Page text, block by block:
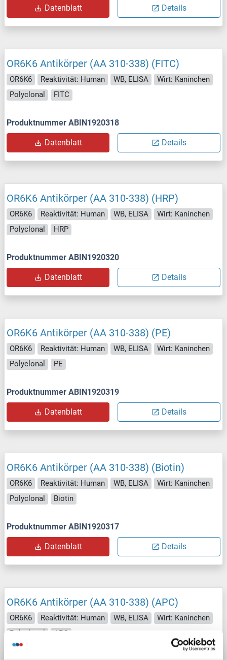
Datenblatt Details
OR6K6 Antikörper (AA 310-338) (FITC)
OR6K6 Reaktivität: Human WB, ELISA
Wirt: Kaninchen
Polyclonal
FITC
Produktnummer ABIN1920318
Datenblatt Details
OR6K6 Antikörper (AA 310-338) (HRP)
OR6K6 Reaktivität: Human WB, ELISA
Wirt: Kaninchen
Polyclonal
HRP
Produktnummer ABIN1920320
Datenblatt Details
OR6K6 Antikörper (AA 310-338) (PE)
OR6K6 Reaktivität: Human WB, ELISA
Wirt: Kaninchen
Polyclonal
PE
Produktnummer ABIN1920319
Datenblatt Details
OR6K6 Antikörper (AA 310-338) (Biotin)
OR6K6 Reaktivität: Human WB, ELISA
Wirt: Kaninchen
Polyclonal
Biotin
Produktnummer ABIN1920317
Datenblatt Details
OR6K6 Antikörper (AA 310-338) (APC)
OR6K6 Reaktivität: Human WB, ELISA
Wirt: Kaninchen
Polyclonal
APC